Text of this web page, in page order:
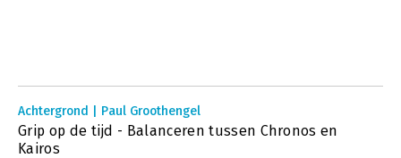
Achtergrond | Paul Groothengel
Grip op de tijd - Balanceren tussen Chronos en
Kairos